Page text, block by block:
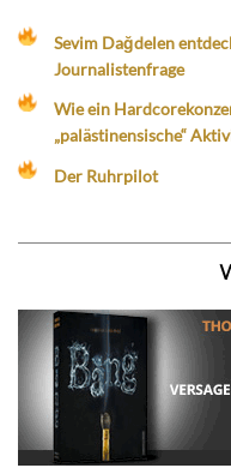
Sevim Dağdelen
Journalistenfrage
Wie ein
„palästinensische“
Der Ruhrpilot